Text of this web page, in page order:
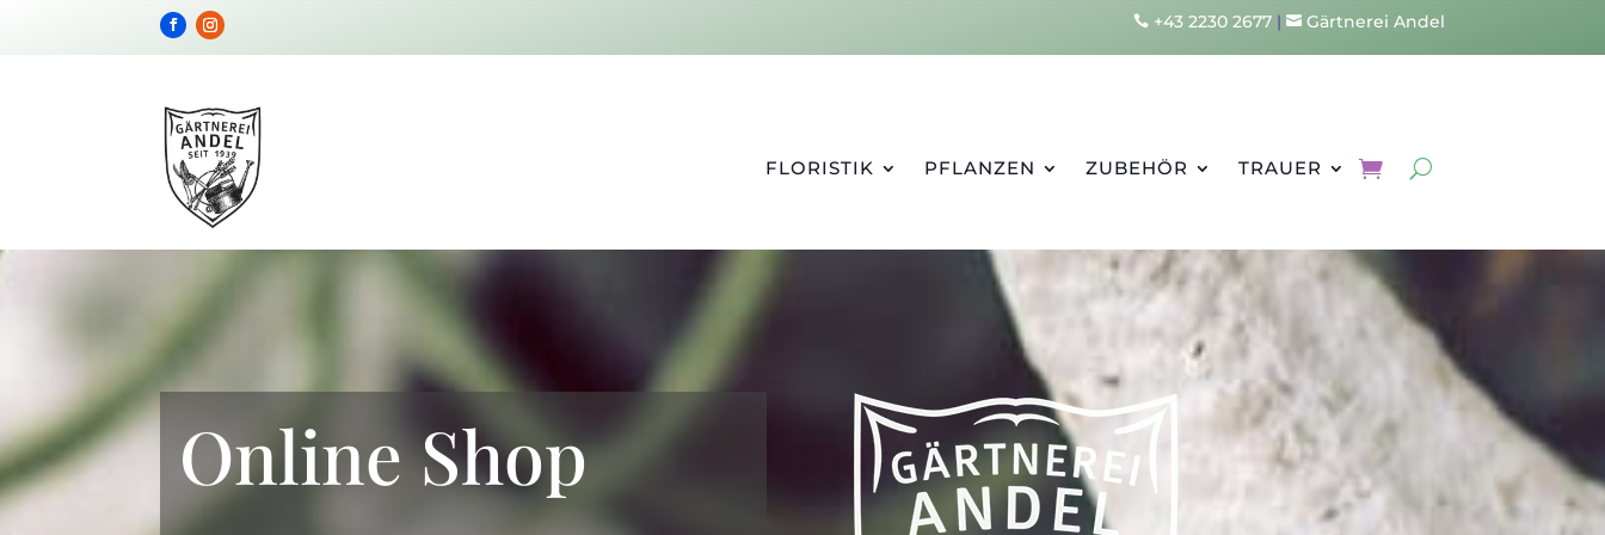
 +43 2230 2677| Gärtnerei Andel
FLORISTIK PFLANZEN ZUBEHÖR TRAUER
Online Shop